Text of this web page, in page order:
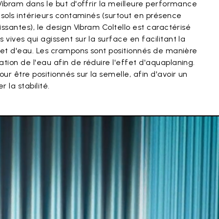
dans le but d'offrir la meilleure performance
intérieurs contaminés (surtout en présence
le design Vibram Coltello est caractérisé
vives qui agissent sur la surface en facilitant la
d'eau. Les crampons sont positionnés de manière
de l'eau afin de réduire l'effet d'aquaplaning.
être positionnés sur la semelle, afin d'avoir un
la stabilité.